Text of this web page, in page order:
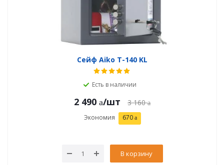
Сейф Aiko T-140 KL
Есть в наличии
2 490 /шт 3 160
Экономия 670
В корзину